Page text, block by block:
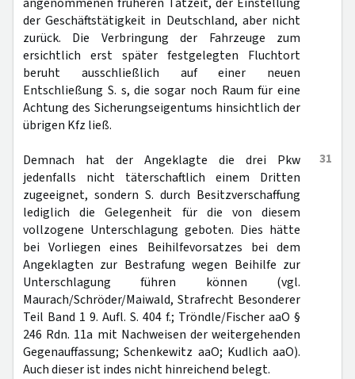
der Geschäftstätigkeit in Deutschland, aber nicht
zurück. Die Verbringung der Fahrzeuge zum
ersichtlich erst später festgelegten Fluchtort
beruht ausschließlich auf einer neuen
Entschließung S. s, die sogar noch Raum für eine
Achtung des Sicherungseigentums hinsichtlich der
übrigen Kfz ließ.
31
Demnach hat der Angeklagte die drei Pkw
jedenfalls nicht täterschaftlich einem Dritten
zugeeignet, sondern S. durch Besitzverschaffung
lediglich die Gelegenheit für die von diesem
vollzogene Unterschlagung geboten. Dies hätte
bei Vorliegen eines Beihilfevorsatzes bei dem
Angeklagten zur Bestrafung wegen Beihilfe zur
Unterschlagung führen können (vgl.
Maurach/Schröder/Maiwald, Strafrecht Besonderer
Teil Band 1 9. Aufl. S. 404 f.; Tröndle/Fischer aaO §
246 Rdn. 11a mit Nachweisen der weitergehenden
Gegenauffassung; Schenkewitz aaO; Kudlich aaO).
Auch dieser ist indes nicht hinreichend belegt.